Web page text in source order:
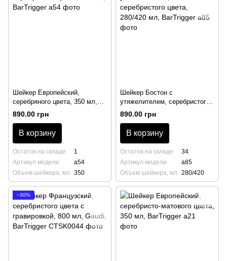
Шейкер Европейский,
серебряного цвета, 350 мл,
BarTrigger
890.00 грн
В корзину
Остаток на складе
1
Артикул модели
a54
Объем шейкера, мл
350
Шейкер Бостон с
утяжелителем, серебристого
цвета, 280/420 мл, BarTrigger
890.00 грн
В корзину
Остаток на складе
34
Артикул модели
a85
Объем шейкера, мл
280/420
−30%